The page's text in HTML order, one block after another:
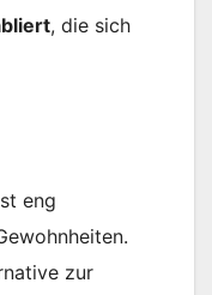
, die sich
eng
zur